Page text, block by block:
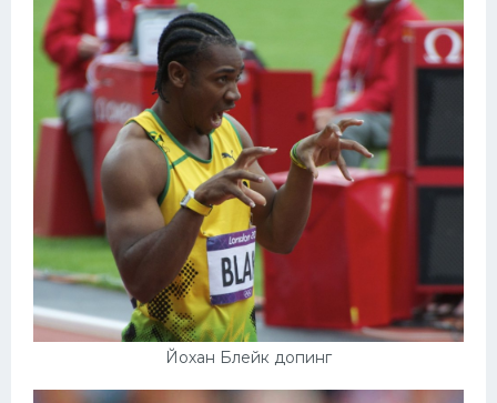
Йохан Блейк допинг